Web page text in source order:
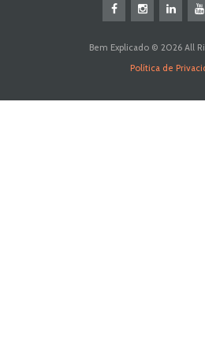
Bem Explicado © 2026 All
Política de